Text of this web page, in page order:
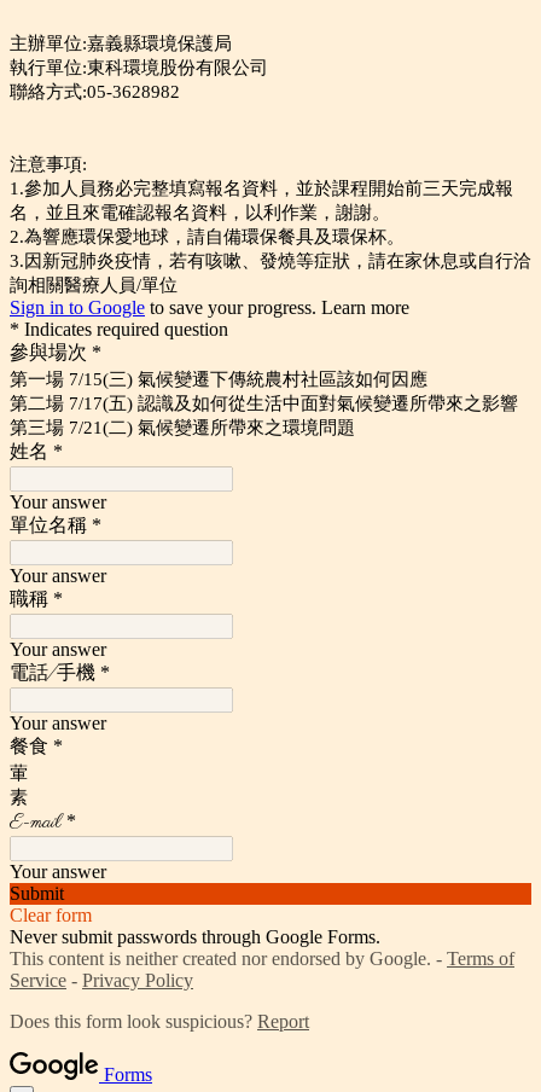
主辦單位:嘉義縣環境保護局
執行單位:東科環境股份有限公司
聯絡方式:05-3628982
注意事項:
1.參加人員務必完整填寫報名資料，並於課程開始前三天完成報
名，並且來電確認報名資料，以利作業，謝謝。
2.為響應環保愛地球，請自備環保餐具及環保杯。
3.因新冠肺炎疫情，若有咳嗽、發燒等症狀，請在家休息或自行洽
詢相關醫療人員/單位
Sign in to Google to save your progress. Learn more
* Indicates required question
參與場次 *
第一場 7/15(三) 氣候變遷下傳統農村社區該如何因應
第二場 7/17(五) 認識及如何從生活中面對氣候變遷所帶來之影響
第三場 7/21(二) 氣候變遷所帶來之環境問題
姓名 *
Your answer
單位名稱 *
Your answer
職稱 *
Your answer
電話/手機 *
Your answer
餐食 *
葷
素
E-mail*
Your answer
Submit
Clear form
Never submit passwords through Google Forms.
This content is neither created nor endorsed by Google. - Terms of
Service - Privacy Policy
Does this form look suspicious? Report
Forms